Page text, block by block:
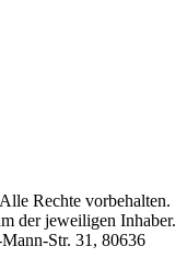
Rechte vorbehalten.
der jeweiligen Inhaber.
Str. 31, 80636